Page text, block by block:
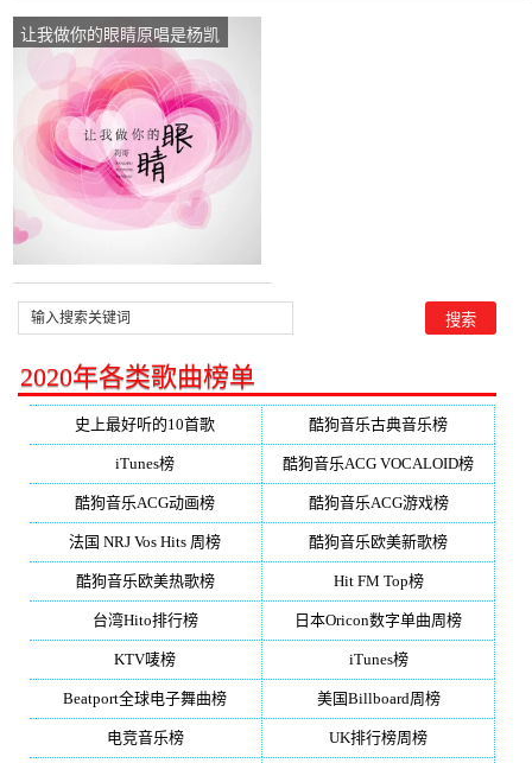
让我做你的眼睛原唱是杨凯
莉，由泡沫翻唱(试听次
数:47)
2020年各类歌曲榜单
史上最好听的10首歌 酷狗音乐古典音乐榜
iTunes榜 酷狗音乐ACG VOCALOID榜
酷狗音乐ACG动画榜 酷狗音乐ACG游戏榜
法国 NRJ Vos Hits 周榜 酷狗音乐欧美新歌榜
酷狗音乐欧美热歌榜 Hit FM Top榜
台湾Hito排行榜 日本Oricon数字单曲周榜
KTV唛榜 iTunes榜
Beatport全球电子舞曲榜 美国Billboard周榜
电竞音乐榜 UK排行榜周榜